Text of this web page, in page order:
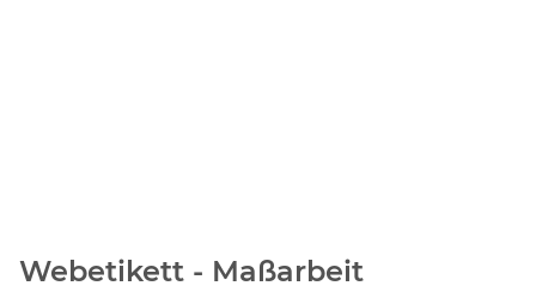
Webetikett - Maßarbeit